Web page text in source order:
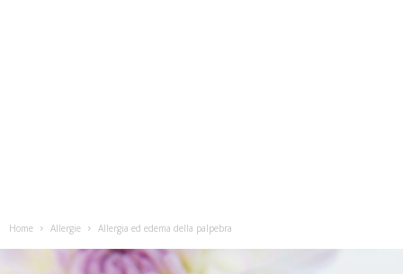
Home Allergie Allergia ed edema della palpebra